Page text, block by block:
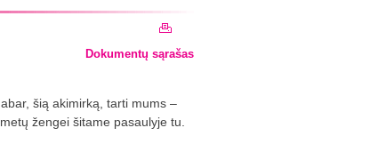
Dokumentų sąrašas
šią akimirką, tarti mums –
žengei šitame pasaulyje tu.